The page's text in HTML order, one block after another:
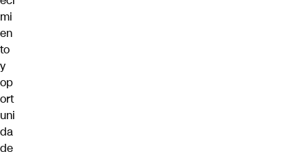
mi
en
to
y
op
ort
uni
da
de